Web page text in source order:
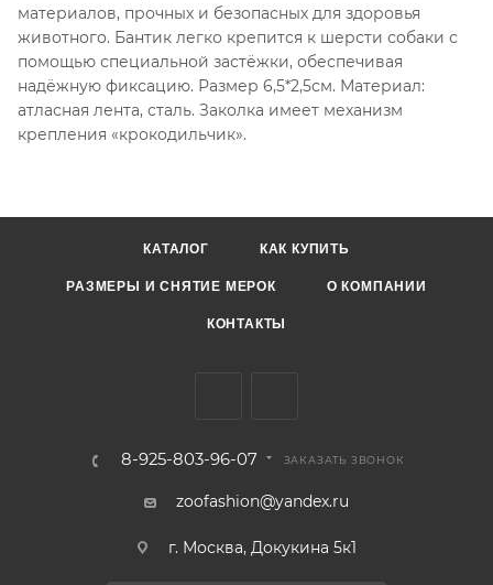
материалов, прочных и безопасных для здоровья
животного. Бантик легко крепится к шерсти собаки с
помощью специальной застёжки, обеспечивая
надёжную фиксацию. Размер 6,5*2,5см. Материал:
атласная лента, сталь. Заколка имеет механизм
крепления «крокодильчик».
КАТАЛОГ КАК КУПИТЬ
РАЗМЕРЫ И СНЯТИЕ МЕРОК О КОМПАНИИ
КОНТАКТЫ
8-925-803-96-07 ЗАКАЗАТЬ ЗВОНОК
zoofashion@yandex.ru
г. Москва, Докукина 5к1